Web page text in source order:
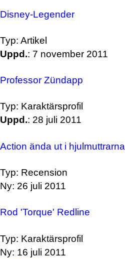
Disney-Legender
Typ: Artikel
Uppd.: 7 november 2011
Professor Zündapp
Typ: Karaktärsprofil
Uppd.: 28 juli 2011
Action ända ut i hjulmuttrarna
Typ: Recension
Ny: 26 juli 2011
Rod 'Torque' Redline
Typ: Karaktärsprofil
Ny: 16 juli 2011